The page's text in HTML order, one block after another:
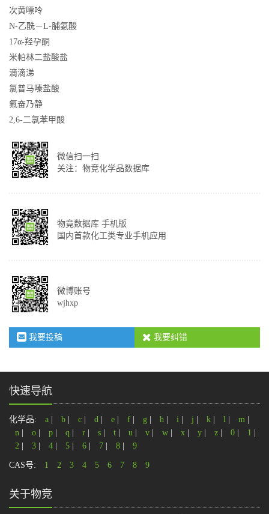
次黄嘌呤
N-乙酰－L-脯氨酸
17α-羟孕酮
米帕林二盐酸盐
滴滴涕
氯普马嗪盐酸
氟奋乃静
2,6-二氯苯甲酸
微信扫一扫
关注：物竞化学品数据库
物竟数据库 手机版
国内首款化工类专业手机应用
微博账号
wjhxp
我要投稿 我要纠错
快速导航
化学品: a b c d e f g h i j k l m
n
o p q r s t u v w x y z 0 1
2
3 4 5 6 7 8 9
CAS号: 1 2 3 4 5 6 7 8 9
关于物竞